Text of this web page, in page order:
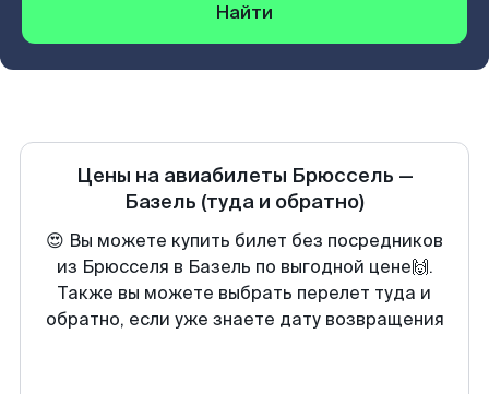
Найти
Цены на авиабилеты Брюссель —
Базель (туда и обратно)
😍 Вы можете купить билет без посредников
из Брюсселя в Базель по выгодной цене🙌.
Также вы можете выбрать перелет туда и
обратно, если уже знаете дату возвращения